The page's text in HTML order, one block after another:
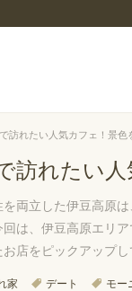
訪れたい人気カフェ！景色
訪れたい
両立した伊豆高原
は、伊豆高原エリ
店をピックアップし
家 デート モー